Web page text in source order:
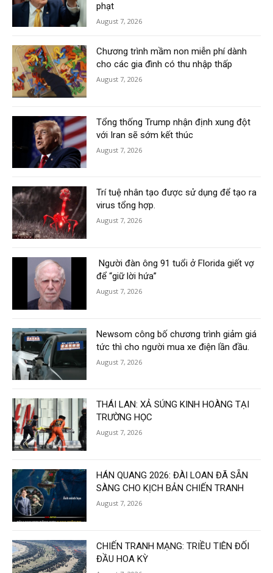
phạt
August 7, 2026
Chương trình mầm non miễn phí dành
cho các gia đình có thu nhập thấp
August 7, 2026
Tổng thống Trump nhận định xung đột
với Iran sẽ sớm kết thúc
August 7, 2026
Trí tuệ nhân tạo được sử dụng để tạo ra
virus tổng hợp.
August 7, 2026
Người đàn ông 91 tuổi ở Florida giết vợ
để “giữ lời hứa”
August 7, 2026
Newsom công bố chương trình giảm giá
tức thì cho người mua xe điện lần đầu.
August 7, 2026
THÁI LAN: XẢ SÚNG KINH HOÀNG TẠI
TRƯỜNG HỌC
August 7, 2026
HÁN QUANG 2026: ĐÀI LOAN ĐÃ SẴN
SÀNG CHO KỊCH BẢN CHIẾN TRANH
August 7, 2026
CHIẾN TRANH MẠNG: TRIỀU TIÊN ĐỐI
ĐẦU HOA KỲ